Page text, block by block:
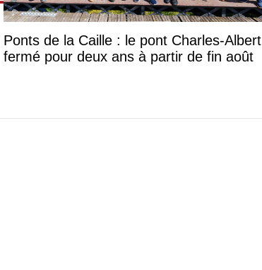
Ponts de la Caille : le pont Charles-Albert
fermé pour deux ans à partir de fin août